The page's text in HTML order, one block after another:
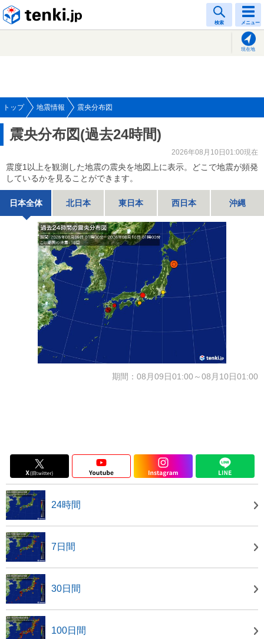
検索 メニュー
現在地
トップ 地震情報 震央分布図
震央分布図(過去24時間)
2026年08月10日01:00現在
震度1以上を観測した地震の震央を地図上に表示。どこで地震が頻発
しているかを見ることができます。
日本全体 北日本 東日本 西日本 沖縄
期間：08月09日01:00～08月10日01:00
24時間
7日間
30日間
100日間